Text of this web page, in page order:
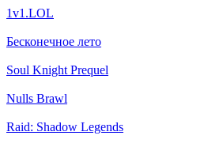
1v1.LOL
Бесконечное лето
Soul Knight Prequel
Nulls Brawl
Raid: Shadow Legends